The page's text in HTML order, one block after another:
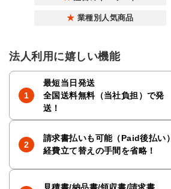
業種別人気商品
法人利用に嬉しい機能
最短当日発送
全国送料無料（当社負担）で発
送！
請求書払いも可能（Paid後払い）
経費立て替えの手間を省略！